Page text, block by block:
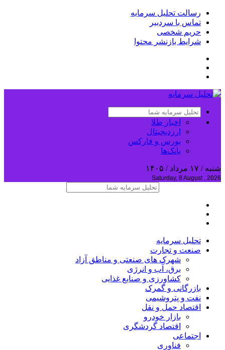
رسالت تحلیل سرمایه
تماس با سردبیر
حریم شخصی
شرایط بازنشر محتوا
اخبار طلا
ارزدیجیتال
بورس و فارکس
بانک‌ها
شنبه / ۱۷ مرداد / ۱۴۰۵
Saturday, 8 August , 2026
تحلیل‌ سرمایه
صنعت و تجارت
شهرک های صنعتی و مناطق آزاد
برق، آب و انرژی
کشاورزی و صنایع غذایی
بازرگانی و گمرک
نفت و پتروشیمی
اقتصاد حمل و نقل
بازار خودرو
اقتصاد گردشگری
اجتماعی
فناوری